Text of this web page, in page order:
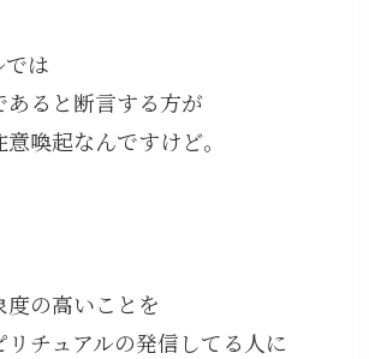
では
あると断言する方が
喚起なんですけど。
の高いことを
チュアルの発信してる人に